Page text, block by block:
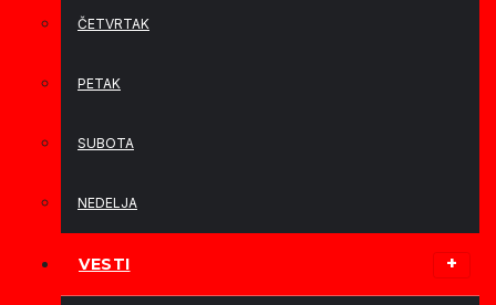
ČETVRTAK
PETAK
SUBOTA
NEDELJA
VESTI